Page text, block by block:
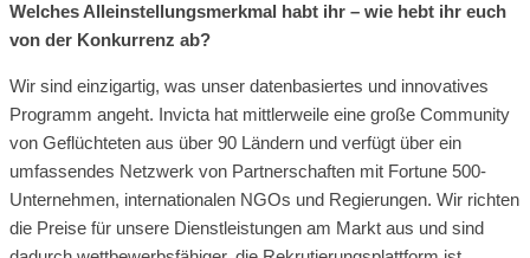
Welches Alleinstellungsmerkmal habt ihr – wie hebt ihr euch
von der Konkurrenz ab?
Wir sind einzigartig, was unser datenbasiertes und innovatives
Programm angeht. Invicta hat mittlerweile eine große Community
von Geflüchteten aus über 90 Ländern und verfügt über ein
umfassendes Netzwerk von Partnerschaften mit Fortune 500-
Unternehmen, internationalen NGOs und Regierungen. Wir richten
die Preise für unsere Dienstleistungen am Markt aus und sind